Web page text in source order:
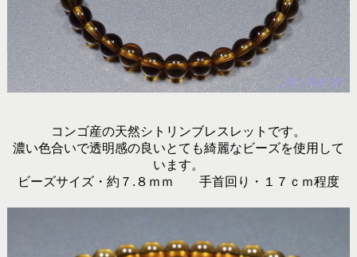
コンゴ産の天然シトリンブレスレットです。
濃い色合いで透明感の良いとても綺麗なビーズを使用して
います。
ビーズサイズ・約７.８ｍｍ 手首回り・１７ｃｍ程度